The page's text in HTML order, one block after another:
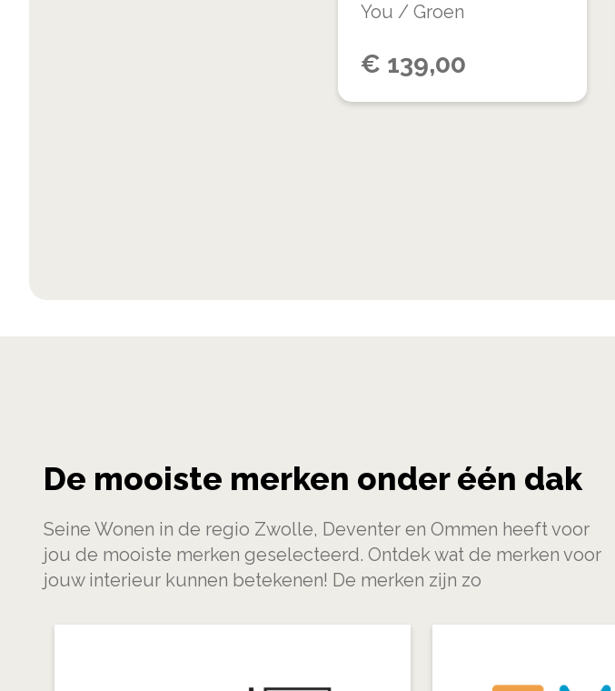
You / Groen
€ 139,00
De mooiste merken onder één dak
Seine Wonen in de regio Zwolle, Deventer en Ommen heeft voor
jou de mooiste merken geselecteerd. Ontdek wat de merken voor
jouw interieur kunnen betekenen! De merken zijn zo